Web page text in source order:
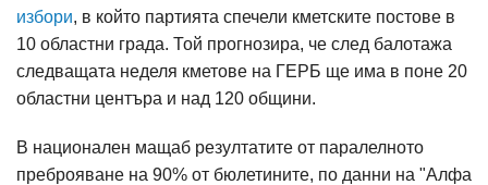
избори, в който партията спечели кметските постове в
10 областни града. Той прогнозира, че след балотажа
следващата неделя кметове на ГЕРБ ще има в поне 20
областни центъра и над 120 общини.
В национален мащаб резултатите от паралелното
преброяване на 90% от бюлетините, по данни на "Алфа